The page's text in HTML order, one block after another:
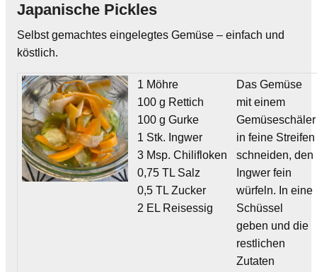
Japanische Pickles
Selbst gemachtes eingelegtes Gemüse – einfach und
köstlich.
1 Möhre
100 g Rettich
100 g Gurke
1 Stk. Ingwer
3 Msp. Chilifloken
0,75 TL Salz
0,5 TL Zucker
2 EL Reisessig
Das Gemüse
mit einem
Gemüseschäler
in feine Streifen
schneiden, den
Ingwer fein
würfeln. In eine
Schüssel
geben und die
restlichen
Zutaten